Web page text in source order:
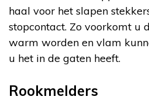
haal voor het slapen
stopcontact. Zo voorkomt u
warm worden en vlam
u het in de gaten heeft.
Rookmelders